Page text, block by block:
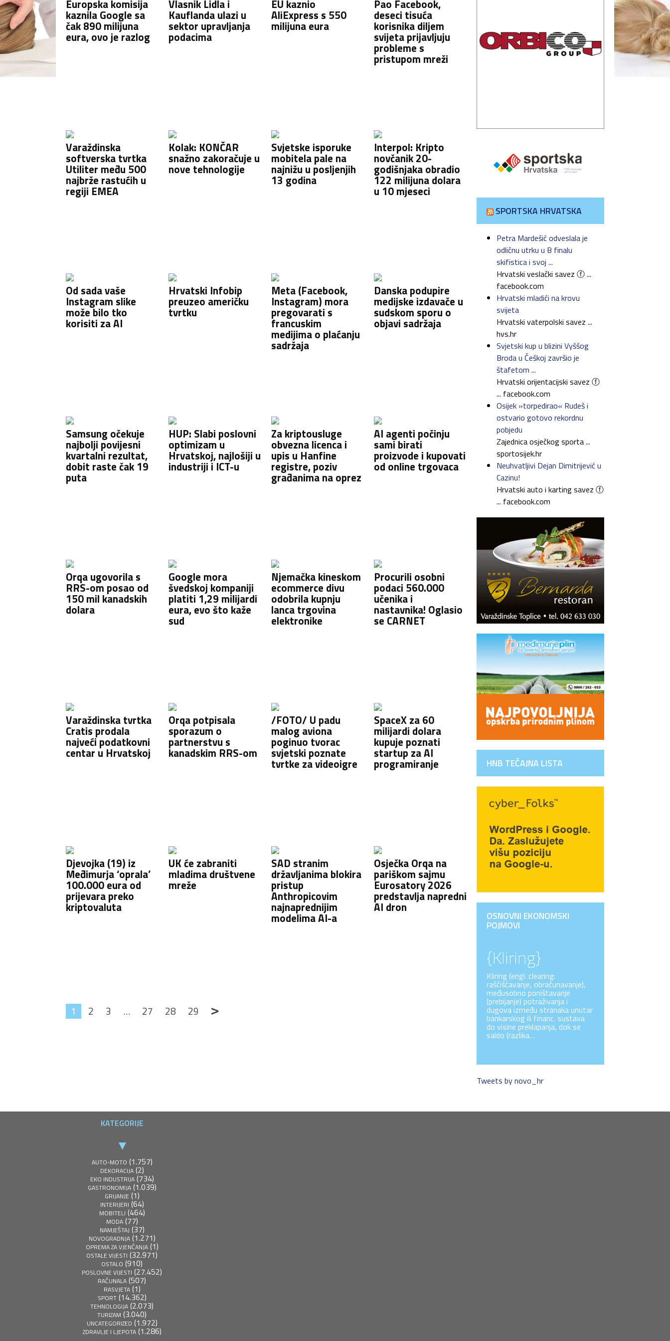
Europska komisija
kaznila Google sa
čak 890 milijuna
eura, ovo je razlog
Vlasnik Lidla i
Kauflanda ulazi u
sektor upravljanja
podacima
EU kaznio
AliExpress s 550
milijuna eura
Pao Facebook,
deseci tisuća
korisnika diljem
svijeta prijavljuju
probleme s
pristupom mreži
Varaždinska
softverska tvrtka
Utiliter među 500
najbrže rastućih u
regiji EMEA
Kolak: KONČAR
snažno zakoračuje u
nove tehnologije
Svjetske isporuke
mobitela pale na
najnižu u posljenjih
13 godina
Interpol: Kripto
novčanik 20-
godišnjaka obradio
122 milijuna dolara
u 10 mjeseci
Od sada vaše
Instagram slike
može bilo tko
korisiti za AI
Hrvatski Infobip
preuzeo američku
tvrtku
Meta (Facebook,
Instagram) mora
pregovarati s
francuskim
medijima o plaćanju
sadržaja
Danska podupire
medijske izdavače u
sudskom sporu o
objavi sadržaja
Samsung očekuje
najbolji povijesni
kvartalni rezultat,
dobit raste čak 19
puta
HUP: Slabi poslovni
optimizam u
Hrvatskoj, najlošiji u
industriji i ICT-u
Za kriptousluge
obvezna licenca i
upis u Hanfine
registre, poziv
građanima na oprez
AI agenti počinju
sami birati
proizvode i kupovati
od online trgovaca
Orqa ugovorila s
RRS-om posao od
150 mil kanadskih
dolara
Google mora
švedskoj kompaniji
platiti 1,29 milijardi
eura, evo što kaže
sud
Njemačka kineskom
ecommerce divu
odobrila kupnju
lanca trgovina
elektronike
Procurili osobni
podaci 560.000
učenika i
nastavnika! Oglasio
se CARNET
Varaždinska tvrtka
Cratis prodala
najveći podatkovni
centar u Hrvatskoj
Orqa potpisala
sporazum o
partnerstvu s
kanadskim RRS-om
/FOTO/ U padu
malog aviona
poginuo tvorac
svjetski poznate
tvrtke za videoigre
SpaceX za 60
milijardi dolara
kupuje poznati
startup za AI
programiranje
Djevojka (19) iz
Međimurja ‘oprala’
100.000 eura od
prijevara preko
kriptovaluta
UK će zabraniti
mladima društvene
mreže
SAD stranim
državljanima blokira
pristup
Anthropicovim
najnaprednijim
modelima AI-a
Osječka Orqa na
pariškom sajmu
Eurosatory 2026
predstavlja napredni
AI dron
1 2 3 … 27 28 29 >
SPORTSKA HRVATSKA
Petra Mardešić odveslala je
odličnu utrku u B finalu
skifistica i svoj ...
Hrvatski veslački savez ⓕ ...
facebook.com
Hrvatski mladići na krovu
svijeta
Hrvatski vaterpolski savez ...
hvs.hr
Svjetski kup u blizini Vyššog
Broda u Češkoj završio je
štafetom ...
Hrvatski orijentacijski savez ⓕ
... facebook.com
Osijek »torpedirao« Rudeš i
ostvario gotovo rekordnu
pobjedu
Zajednica osječkog sporta ...
sportosijek.hr
Neuhvatljivi Dejan Dimitrijević u
Cazinu!
Hrvatski auto i karting savez ⓕ
... facebook.com
HNB TEČAJNA LISTA
OSNOVNI EKONOMSKI
POJMOVI
{Kliring}
Kliring (engl. clearing:
raščišćavanje, obračunavanje),
međusobno poništavanje
(prebijanje) potraživanja i
dugova između stranaka unutar
bankarskog ili financ. sustava
do visine preklapanja, dok se
saldo (razlika…
Tweets by novo_hr
KATEGORIJE
AUTO-MOTO (1.757)
DEKORACIJA(2)
EKO INDUSTRIJA(734)
GASTRONOMIJA(1.039)
GRIJANJE (1)
INTERIJERI (64)
MOBITELI (464)
MODA(77)
NAMJEŠTAJ (37)
NOVOGRADNJA(1.271)
OPREMA ZA VJENČANJA(1)
OSTALE VIJESTI (32.971)
OSTALO (910)
POSLOVNE VIJESTI (27.452)
RAČUNALA (507)
RASVJETA(1)
SPORT(14.362)
TEHNOLOGIJA (2.073)
TURIZAM (3.040)
UNCATEGORIZED (1.972)
ZDRAVLJE I LJEPOTA(1.286)